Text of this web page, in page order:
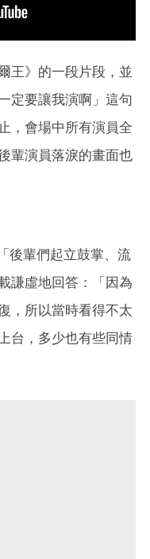
王》的一段片段，並
定要讓我演啊」這句
，會場中所有演員全
輩演員落淚的畫面也
後輩們起立鼓掌、流
謙虛地回答：「因為
，所以當時看得不太
台，多少也有些同情